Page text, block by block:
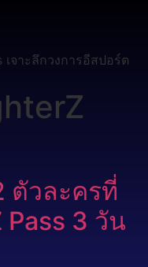
จาะลึกวงการอีสปอร์ต
ตัวละครที่
Pass 3 วัน